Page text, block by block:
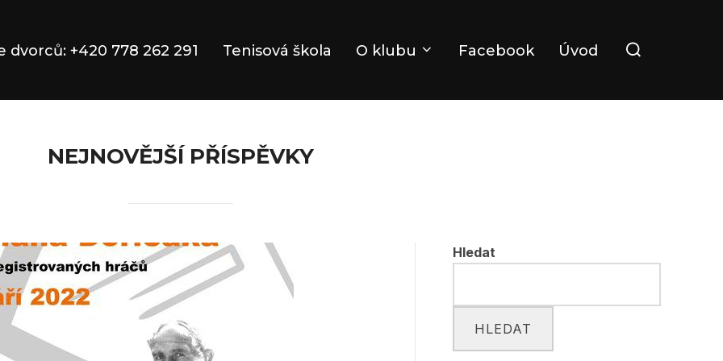
dvorců: +420 778 262 291 Tenisová škola O klubu Facebook Úvod
for:
NEJNOVĚJŠÍ PŘÍSPĚVKY
Hledat
HLEDAT